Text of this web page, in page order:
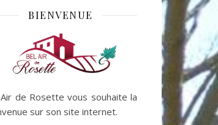
BIENVENUE
de Rosette vous souhaite la
sur son site internet.